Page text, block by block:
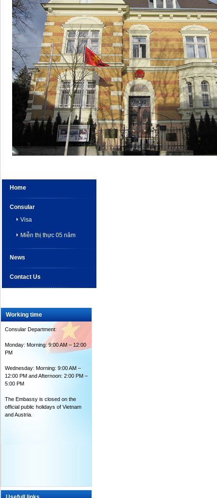
Home
Consular
Visa
Miễn thị thực 05 năm
News
Contact Us
Working time
Consular Department:
Monday: Morning: 9:00 AM – 12:00
PM
Wednesday: Morning: 9:00 AM –
12:00 PM and Afternoon: 2:00 PM –
5:00 PM
The Embassy is closed on the
official public holidays of Vietnam
and Austria.